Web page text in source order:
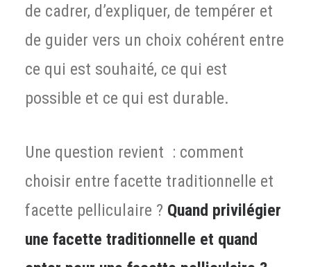
de cadrer, d’expliquer, de tempérer et
de guider vers un choix cohérent entre
ce qui est souhaité, ce qui est
possible et ce qui est durable.
Une question revient : comment
choisir entre facette traditionnelle et
facette pelliculaire ? Quand privilégier
une facette traditionnelle et quand